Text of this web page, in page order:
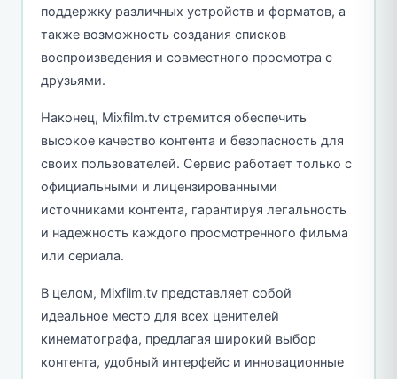
поддержку различных устройств и форматов, а
также возможность создания списков
воспроизведения и совместного просмотра с
друзьями.
Наконец, Mixfilm.tv стремится обеспечить
высокое качество контента и безопасность для
своих пользователей. Сервис работает только с
официальными и лицензированными
источниками контента, гарантируя легальность
и надежность каждого просмотренного фильма
или сериала.
В целом, Mixfilm.tv представляет собой
идеальное место для всех ценителей
кинематографа, предлагая широкий выбор
контента, удобный интерфейс и инновационные